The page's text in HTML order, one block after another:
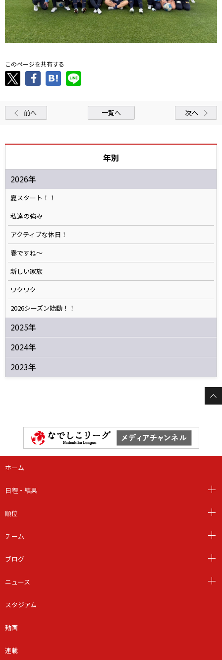
このページを共有する
前へ 一覧へ 次へ
年別
2026年
夏スタート！！
私達の強み
アクティブな休日！
春ですね〜
新しい家族
ワクワク
2026シーズン始動！！
2025年
2024年
2023年
ホーム
日程・結果
順位
チーム
ブログ
ニュース
スタジアム
動画
連載